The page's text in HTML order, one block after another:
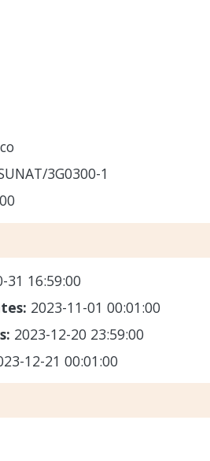
3G0300-1
31 16:59:00
2023-11-01 00:01:00
2023-12-20 23:59:00
12-21 00:01:00